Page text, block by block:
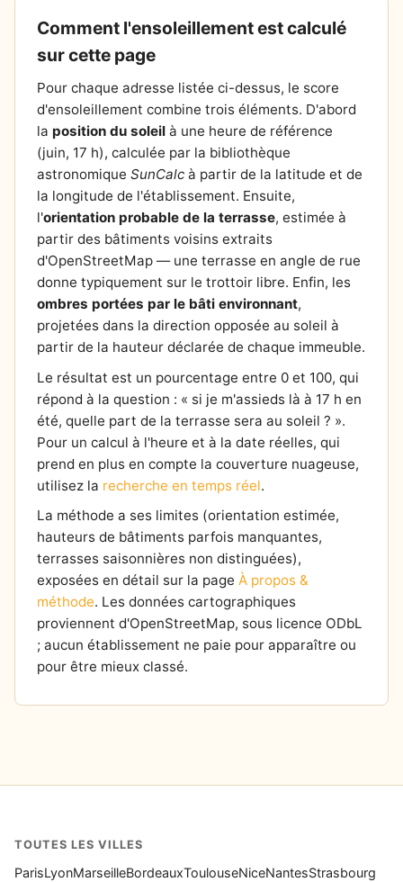
Comment l'ensoleillement est calculé
sur cette page
Pour chaque adresse listée ci-dessus, le score
d'ensoleillement combine trois éléments. D'abord
la position du soleil à une heure de référence
(juin, 17 h), calculée par la bibliothèque
astronomique SunCalc à partir de la latitude et de
la longitude de l'établissement. Ensuite,
l'orientation probable de la terrasse, estimée à
partir des bâtiments voisins extraits
d'OpenStreetMap — une terrasse en angle de rue
donne typiquement sur le trottoir libre. Enfin, les
ombres portées par le bâti environnant,
projetées dans la direction opposée au soleil à
partir de la hauteur déclarée de chaque immeuble.
Le résultat est un pourcentage entre 0 et 100, qui
répond à la question : « si je m'assieds là à 17 h en
été, quelle part de la terrasse sera au soleil ? ».
Pour un calcul à l'heure et à la date réelles, qui
prend en plus en compte la couverture nuageuse,
utilisez la recherche en temps réel.
La méthode a ses limites (orientation estimée,
hauteurs de bâtiments parfois manquantes,
terrasses saisonnières non distinguées),
exposées en détail sur la page À propos &
méthode. Les données cartographiques
proviennent d'OpenStreetMap, sous licence ODbL
; aucun établissement ne paie pour apparaître ou
pour être mieux classé.
TOUTES LES VILLES
ParisLyonMarseilleBordeauxToulouseNiceNantesStrasbourg